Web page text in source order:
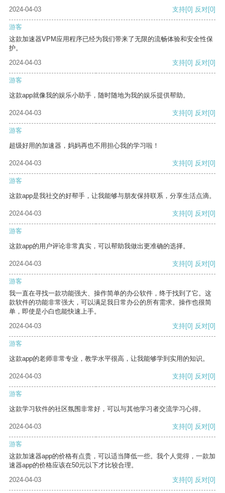
2024-04-03 支持[0] 反对[0]
游客
这款加速器VPM应用程序已经为我们带来了无限的流畅体验和安全性保
护。
2024-04-03
支持[0] 反对[0]
游客
这款app就像我的娱乐小助手，随时随地为我的娱乐提供帮助。
2024-04-03 支持[0] 反对[0]
游客
超级好用的加速器，妈妈再也不用担心我的学习啦！
2024-04-03 支持[0] 反对[0]
游客
这款app是我社交的好帮手，让我能够与朋友保持联系，分享生活点滴。
2024-04-03 支持[0] 反对[0]
游客
这款app的用户评论非常真实，可以帮助我做出更准确的选择。
2024-04-03 支持[0] 反对[0]
游客
我一直在寻找一款功能强大、操作简单的办公软件，终于找到了它。这
款软件的功能非常强大，可以满足我日常办公的所有需求。操作也很简
单，即使是小白也能快速上手。
2024-04-03
支持[0] 反对[0]
游客
这款app的老师非常专业，教学水平很高，让我能够学到实用的知识。
2024-04-03 支持[0] 反对[0]
游客
这款学习软件的社区氛围非常好，可以与其他学习者交流学习心得。
2024-04-03 支持[0] 反对[0]
游客
这款加速器app的价格有点贵，可以适当降低一些。我个人觉得，一款加
速器app的价格应该在50元以下才比较合理。
2024-04-03
支持[0] 反对[0]